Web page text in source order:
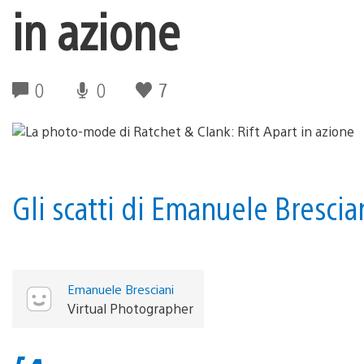
in azione
0 0 7
Gli scatti di Emanuele
Emanuele Bresciani
Virtual Photographer